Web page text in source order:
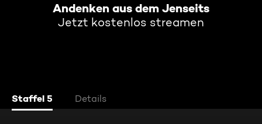
Andenken aus dem Jenseits
Jetzt kostenlos streamen
Staffel 5 Details